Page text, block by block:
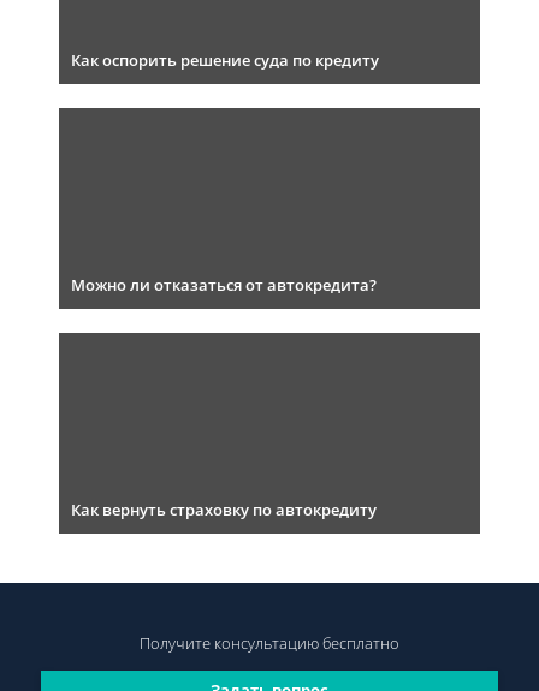
Как оспорить решение суда по кредиту
Можно ли отказаться от автокредита?
Как вернуть страховку по автокредиту
Получите консультациюбесплатно